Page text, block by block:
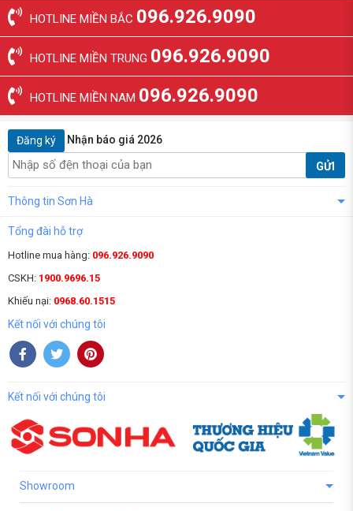
HOTLINE MIỀN BẮC 096.926.9090
HOTLINE MIỀN TRUNG 096.926.9090
HOTLINE MIỀN NAM 096.926.9090
Đăng ký Nhận báo giá 2026
GỬI
Thông tin Sơn Hà
Tổng đài hỗ trợ
Hotline mua hàng: 096.926.9090
CSKH: 1900.9696.15
Khiếu nại: 0968.60.1515
Kết nối với chúng tôi
Kết nối với chúng tôi
Showroom